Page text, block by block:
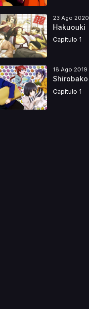
23 Ago 2020
Hakuouki
Capitulo 1
18 Ago 2019
Shirobako
Capitulo 1